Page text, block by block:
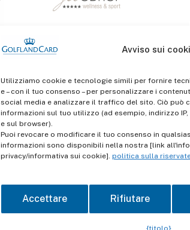
Avviso sui
Utilizziamo cookie e tecnologie simili per fornire
e – con il tuo consenso – per personalizzare i
social media e analizzare il traffico del sito. Ciò può
informazioni sul tuo utilizzo (ad esempio, indirizzo
e sul browser).
Puoi revocare o modificare il tuo consenso in
informazioni sono disponibili nella nostra [link
privacy/informativa sui cookie]. politica sulla
Accettare Rifiutare
{titolo}